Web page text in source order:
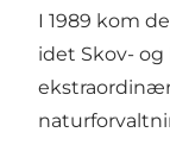
I 1989 kom
idet Skov-